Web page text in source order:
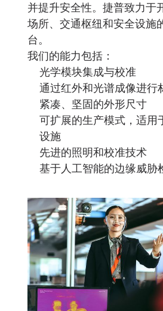
并提升安全性。捷普致力于
场所、交通枢纽和安全设施
台。
我们的能力包括：
光学模块集成与校准
通过红外和光谱成像进行
紧凑、坚固的外形尺寸
可扩展的生产模式，适用
设施
先进的照明和校准技术
基于人工智能的边缘威胁